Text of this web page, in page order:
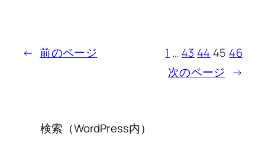
← 前のページ 1 … 43 44 45 46
次のページ →
検索（WordPress内）